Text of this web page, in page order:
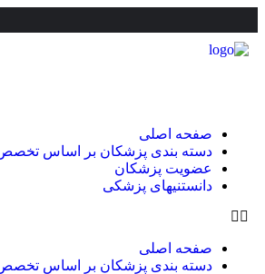
صفحه اصلی
دسته بندی پزشکان بر اساس
عضویت پزشکان
دانستنیهای پزشکی
صفحه اصلی
دسته بندی پزشکان بر اساس